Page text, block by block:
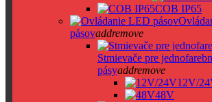
COB IP65
pásovaddremove
Stmievače pre
pásyaddremove
12V/
48V